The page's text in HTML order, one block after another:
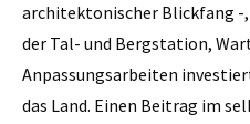
architektonischer Blickfang -
der Tal- und Bergstation,
Anpassungsarbeiten
das Land. Einen Beitrag im